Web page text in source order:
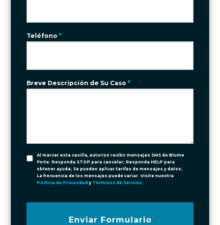
Teléfono*
Breve Descripción de Su Caso*
Al marcar esta casilla, autorizo recibir mensajes SMS de Blume
Forte. Responda STOP para cancelar; Responda HELP para
obtener ayuda; Se pueden aplicar tarifas de mensajes y datos;
La frecuencia de los mensajes puede variar. Visite nuestra
Política de Privacidad y Términos de Servicio.
Enviar Formulario